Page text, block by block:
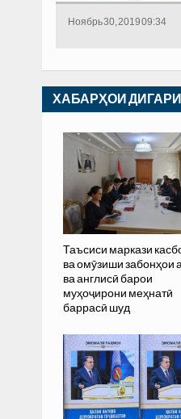
Ноябрь 30, 2019 09:34
ХАБАРҲОИ
Таъсиси маркази
ва омӯзиши забонҳои
ва англисӣ барои
муҳоҷирони меҳнатӣ
баррасӣ шуд